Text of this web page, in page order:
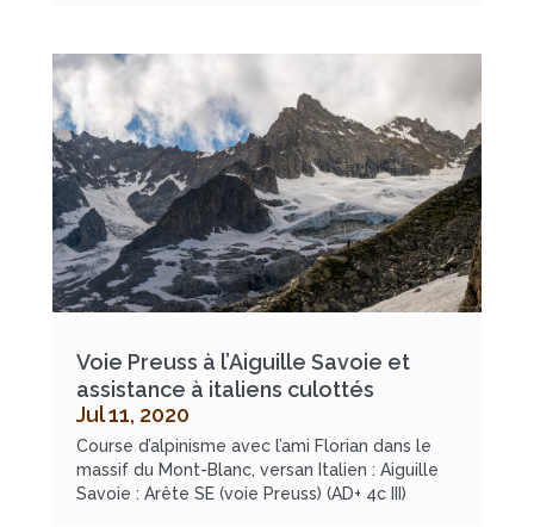
Voie Preuss à l’Aiguille Savoie et
assistance à italiens culottés
Jul 11, 2020
Course d’alpinisme avec l’ami Florian dans le
massif du Mont-Blanc, versan Italien : Aiguille
Savoie : Arête SE (voie Preuss) (AD+ 4c III)